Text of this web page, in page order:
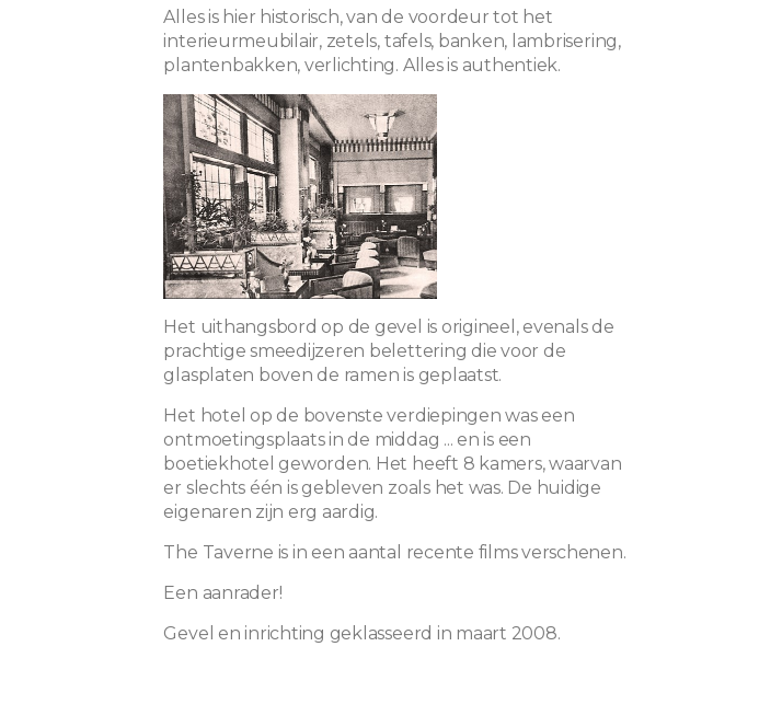
Alles is hier historisch, van de voordeur tot het
interieurmeubilair, zetels, tafels, banken, lambrisering,
plantenbakken, verlichting. Alles is authentiek.
Het uithangsbord op de gevel is origineel, evenals de
prachtige smeedijzeren belettering die voor de
glasplaten boven de ramen is geplaatst.
Het hotel op de bovenste verdiepingen was een
ontmoetingsplaats in de middag ... en is een
boetiekhotel geworden. Het heeft 8 kamers, waarvan
er slechts één is gebleven zoals het was. De huidige
eigenaren zijn erg aardig.
The Taverne is in een aantal recente films verschenen.
Een aanrader!
Gevel en inrichting geklasseerd in maart 2008.